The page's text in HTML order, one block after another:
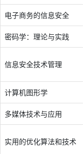
电子商务的信息安全
密码学：理论与实践
信息安全技术管理
计算机图形学
多媒体技术与应用
实用的优化算法和技术